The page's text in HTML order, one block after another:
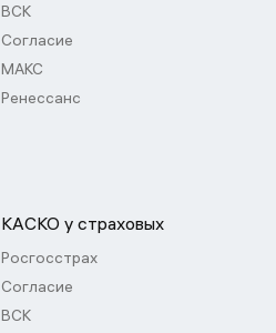
ВСК
Согласие
МАКС
Ренессанс
КАСКО у страховых
Росгосстрах
Согласие
ВСК